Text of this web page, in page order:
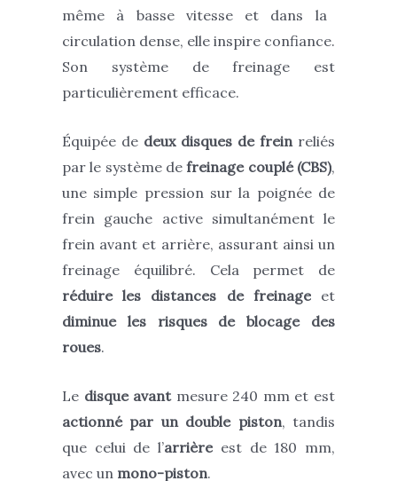
même à basse vitesse et dans la
circulation dense, elle inspire confiance.
Son système de freinage est
particulièrement efficace.
Équipée de deux disques de frein reliés
par le système defreinage couplé (CBS),
une simple pression sur la poignée de
frein gauche active simultanément le
frein avant et arrière, assurant ainsi un
freinage équilibré. Cela permet de
réduire les distances de freinageet
diminue les risques de blocage des
roues.
Le disque avant mesure 240 mm et est
actionné par un double piston, tandis
que celui de l’arrière est de 180 mm,
avec un mono-piston.